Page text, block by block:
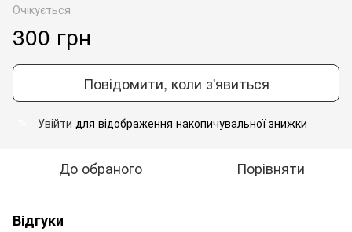
Очікується
300 грн
Повідомити, коли з'явиться
Увійти для відображення накопичувальної знижки
До обраного Порівняти
Відгуки